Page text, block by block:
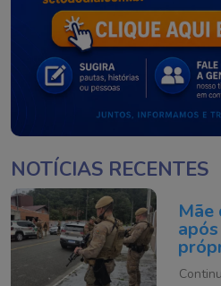
NOTÍCIAS RECENTES
Mãe